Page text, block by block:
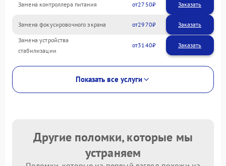
Замена контроллера питания 2750
Замена фокусировочного экрана 2970
Замена устройства
стабилизации
3140
Показать все услуги
Другие поломки, которые мы
устраняем